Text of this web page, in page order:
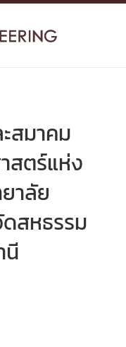
สมาคม
สตร์แห่ง
าลัย
สหธรรม
นี